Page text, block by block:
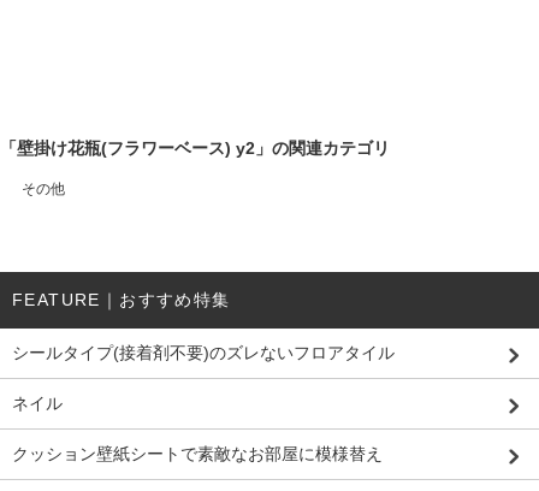
「壁掛け花瓶(フラワーベース) y2」の関連カテゴリ
その他
FEATURE｜おすすめ特集
シールタイプ(接着剤不要)のズレないフロアタイル
ネイル
クッション壁紙シートで素敵なお部屋に模様替え